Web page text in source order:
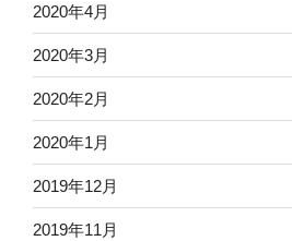
2020年4月
2020年3月
2020年2月
2020年1月
2019年12月
2019年11月